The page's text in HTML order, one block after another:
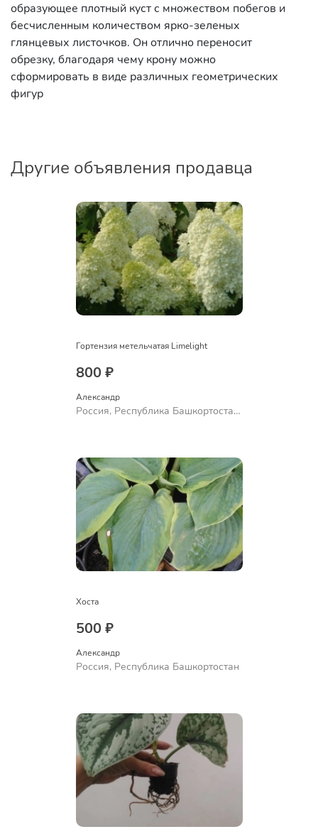
образующее плотный куст с множеством побегов и
бесчисленным количеством ярко-зеленых
глянцевых листочков. Он отлично переносит
обрезку, благодаря чему крону можно
сформировать в виде различных геометрических
фигур
Другие объявления продавца
Гортензия метельчатая Limelight
800 ₽
Александр
Россия, Республика Башкортостан,
Хоста
500 ₽
Александр
Россия, Республика Башкортостан